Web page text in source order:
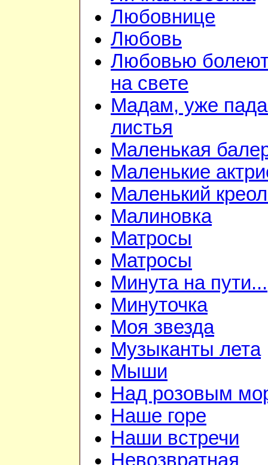
Любовнице
Любовь
Любовью
на свете
Мадам, уже
листья
Маленькая
Маленькие
Маленький
Малиновка
Матросы
Матросы
Минута на пути...
Минуточка
Моя звезда
Музыканты лета
Мыши
Над розовым
Наше горе
Наши встречи
Невозвратная